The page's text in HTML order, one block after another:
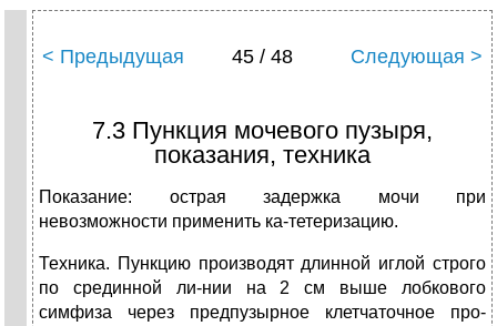
< Предыдущая 45 / 48 Следующая >
7.3 Пункция мочевого пузыря,
показания, техника
Показание: острая задержка мочи при
невозможности применить ка-тетеризацию.
Техника. Пункцию производят длинной иглой строго
по срединной ли-нии на 2 см выше лобкового
симфиза через предпузырное клетчаточное про-